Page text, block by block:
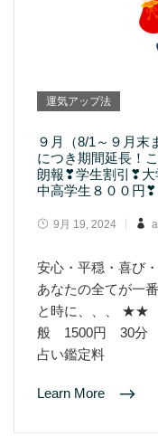
運気アップ法
９月（8/1～９月末
につき期間延長！
朗報❣学生割引❣大
中高学生８００円❣
9月 19, 2024
安心・平穏・喜び
あなたの全てが一
と時に、、、
般 1500円 30分 （
占い鑑定料
Learn More